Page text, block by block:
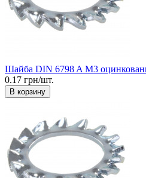
Шайба DIN 6798 A М3
0.17 грн/шт.
В корзину